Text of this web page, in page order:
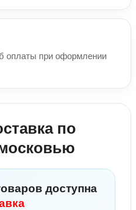
оплаты при оформлении
по
доступна